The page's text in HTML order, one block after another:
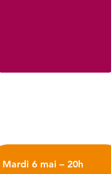
Mardi 6 mai – 20h